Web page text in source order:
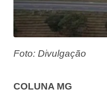
Foto: Divulgação
COLUNA MG